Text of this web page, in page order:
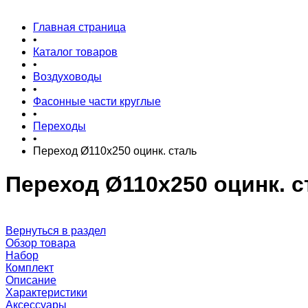
Главная страница
•
Каталог товаров
•
Воздуховоды
•
Фасонные части круглые
•
Переходы
•
Переход Ø110x250 оцинк. сталь
Переход Ø110x250 оцинк.
Вернуться в раздел
Обзор товара
Набор
Комплект
Описание
Характеристики
Аксессуары